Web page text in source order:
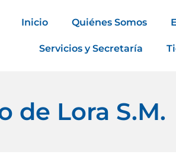
Inicio Quiénes Somos
Servicios y Secretaría
de Lora S.M.